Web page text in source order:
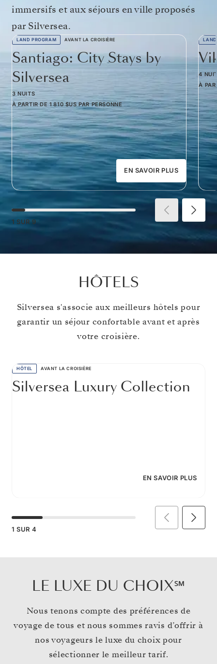
immersifs et aux séjours en ville proposés
par Silversea.
LAND PROGRAM AVANT LA CROISIÈRE
Santiago: City Stays by
Silversea
3 NUITS
À PARTIR DE 1 810 $US PAR PERSONNE
EN SAVOIR PLUS
4
À
1 SUR 9
HÔTELS
Silversea s'associe aux meilleurs hôtels pour
garantir un séjour confortable avant et après
votre croisière.
HÔTEL AVANT LA CROISIÈRE
Silversea Luxury Collection
EN SAVOIR PLUS
1 SUR 4
LE LUXE DU CHOIX℠
Nous tenons compte des préférences de
voyage de tous et nous sommes ravis d’offrir à
nos voyageurs le luxe du choix pour
sélectionner le meilleur tarif.